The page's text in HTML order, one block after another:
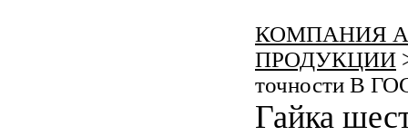
КОМПАНИЯ
ПРОДУКЦИИ
точности В
Гайка